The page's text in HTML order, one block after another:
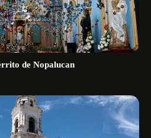
de Nopalucan